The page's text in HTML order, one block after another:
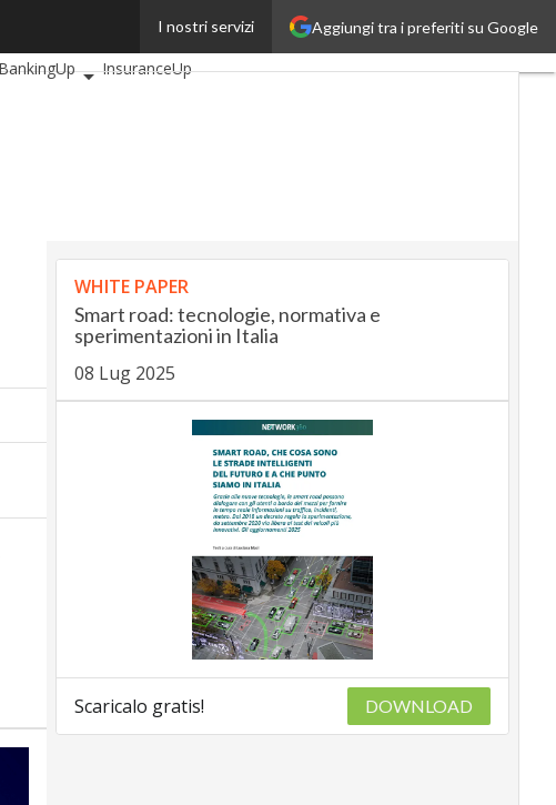
Aggiungi tra i preferiti su Google
I nostri servizi
AutomotiveUp
InsuranceUp
WHITE PAPER
Smart road: tecnologie, normativa e
sperimentazioni in Italia
08 Lug 2025
Scaricalo gratis! DOWNLOAD